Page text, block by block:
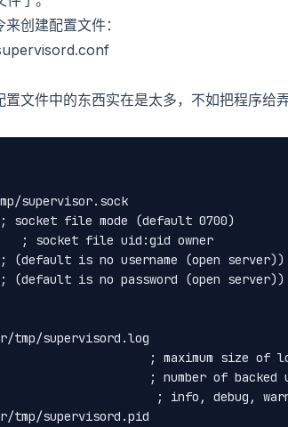
创建配置文件：
文件中的东西实在是太多，不如把程序给
supervisor.sock
file mode (default 0700)
; socket file uid:gid owner
is no username (open server))
is no password (open server))
tmp/supervisord.log
; maximum size of
; number of backed
; info, debug,
tmp/supervisord.pid